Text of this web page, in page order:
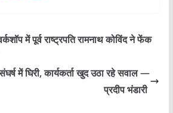
में पूर्व राष्ट्रपति रामनाथ कोविंद ने फेंक
में घिरी, कार्यकर्ता खुद उठा रहे सवाल —
प्रदीप भंडारी